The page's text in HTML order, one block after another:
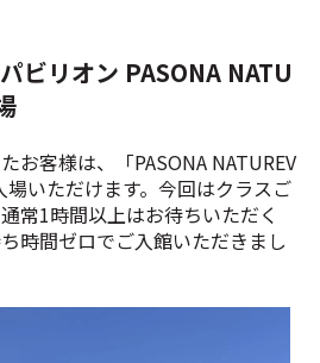
ビリオン PASONA NATU
お客様は、「PASONA NATUREV
場いただけます。今回はクラスご
常1時間以上はお待ちいただく
時間ゼロでご入館いただきまし